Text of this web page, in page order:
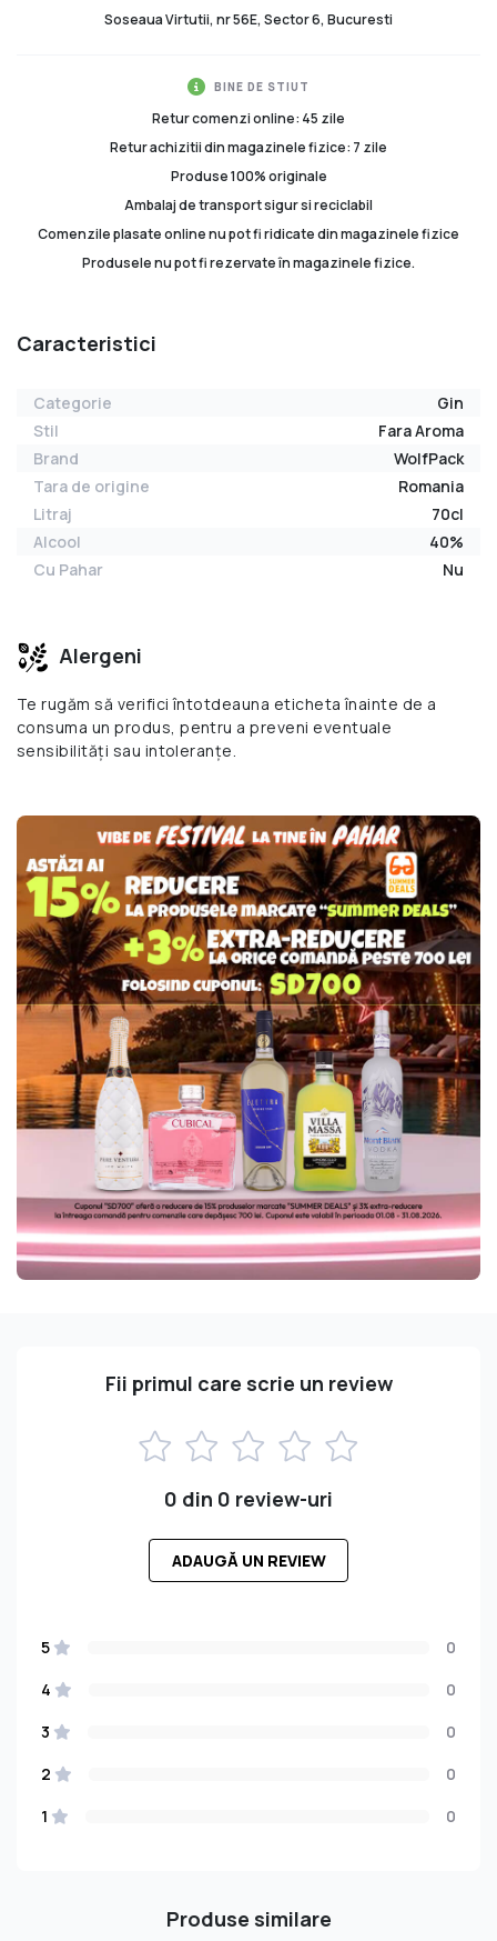
Soseaua Virtutii, nr 56E, Sector 6, Bucuresti
BINE DE STIUT
Retur comenzi online: 45 zile
Retur achizitii din magazinele fizice: 7 zile
Produse 100% originale
Ambalaj de transport sigur si reciclabil
Comenzile plasate online nu pot fi ridicate din magazinele fizice
Produsele nu pot fi rezervate în magazinele fizice.
Caracteristici
Categorie
Gin
Stil
Fara Aroma
Brand
WolfPack
Tara de origine
Romania
Litraj
70cl
Alcool
40%
Cu Pahar
Nu
Alergeni
Te rugăm să verifici întotdeauna eticheta înainte de a
consuma un produs, pentru a preveni eventuale
sensibilități sau intoleranțe.
Fii primul care scrie un review
0 din 0 review-uri
ADAUGĂ UN REVIEW
5
0
4
0
3
0
2
0
1
0
Produse similare